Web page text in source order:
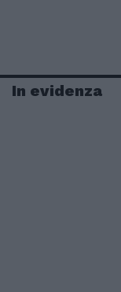
In evidenza